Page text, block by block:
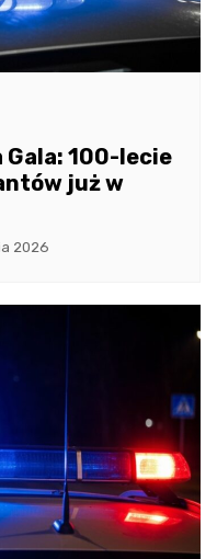
Gala: 100-lecie
już w
2026